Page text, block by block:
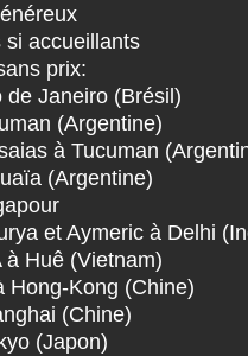
si accueillants
prix:
Janeiro (Brésil)
(Argentine)
à Tucuman
(Argentine)
et Aymeric à Delhi
Huê (Vietnam)
Kong (Chine)
(Chine)
(Japon)